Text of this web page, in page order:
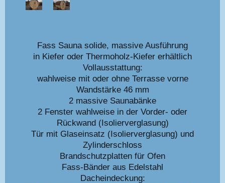
Fass Sauna solide, massive Ausführung
in Kiefer oder Thermoholz-Kiefer erhältlich
Vollausstattung:
wahlweise mit oder ohne Terrasse vorne
Wandstärke 46 mm
2 massive Saunabänke
2 Fenster wahlweise in der Vorder- oder
Rückwand (Isolierverglasung)
Tür mit Glaseinsatz (Isolierverglasung) und
Zylinderschloss
Brandschutzplatten für Ofen
Fass-Bänder aus Edelstahl
Dacheindeckung: